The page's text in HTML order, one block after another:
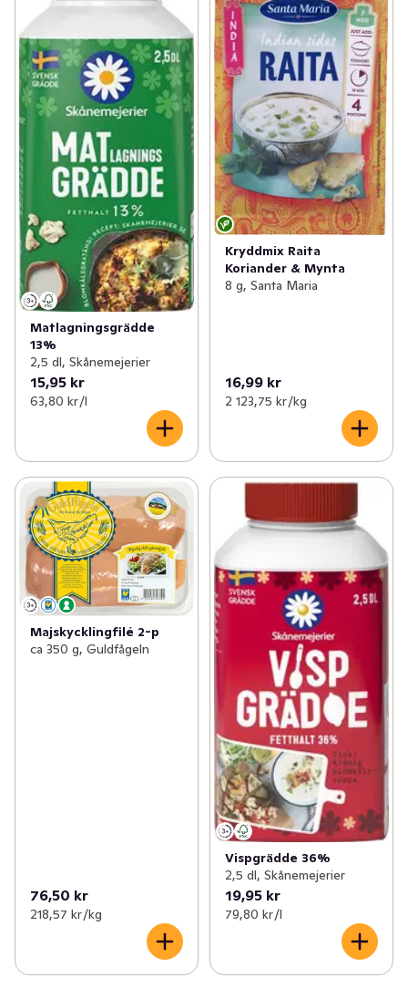
Matlagningsgrädde
13%
2,5 dl, Skånemejerier
15,95 kr
63,80 kr /l
Kryddmix Raita
Koriander & Mynta
8 g, Santa Maria
16,99 kr
2 123,75 kr /kg
Majskycklingfilé 2-p
ca 350 g, Guldfågeln
76,50 kr
218,57 kr /kg
Vispgrädde 36%
2,5 dl, Skånemejerier
19,95 kr
79,80 kr /l